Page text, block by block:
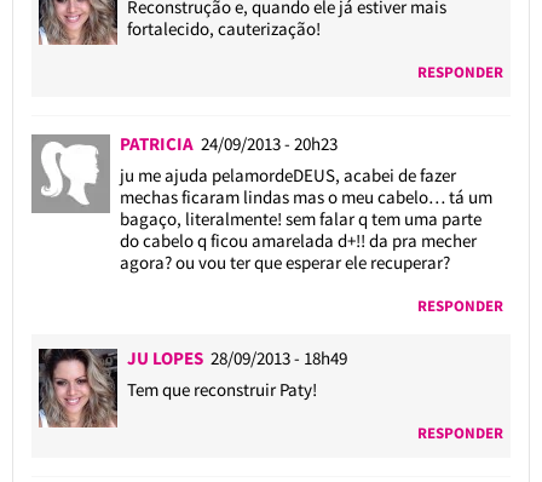
Reconstrução e, quando ele já estiver mais
fortalecido, cauterização!
RESPONDER
PATRICIA 24/09/2013 - 20h23
ju me ajuda pelamordeDEUS, acabei de fazer
mechas ficaram lindas mas o meu cabelo… tá um
bagaço, literalmente! sem falar q tem uma parte
do cabelo q ficou amarelada d+!! da pra mecher
agora? ou vou ter que esperar ele recuperar?
RESPONDER
JU LOPES 28/09/2013 - 18h49
Tem que reconstruir Paty!
RESPONDER